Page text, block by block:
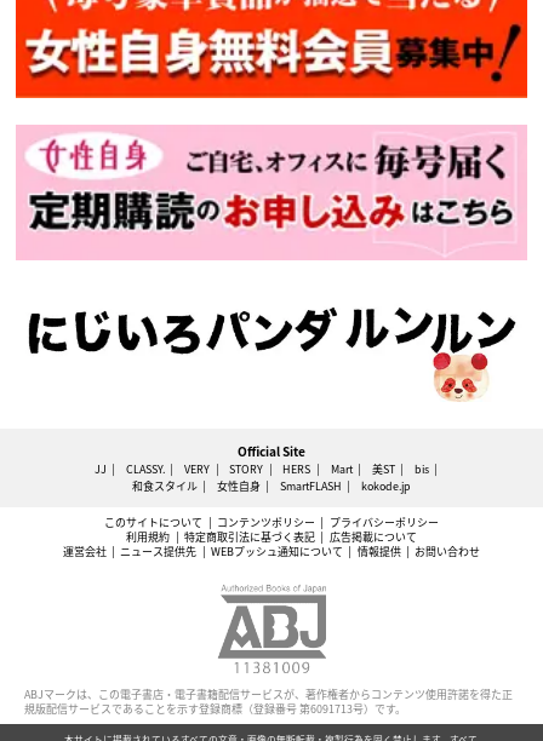
Official Site
JJ CLASSY. VERY STORY HERS Mart 美ST
bis
和食スタイル
女性自身 SmartFLASH kokode.jp
このサイトについて コンテンツポリシー
プライバシーポリシー
利用規約
特定商取引法に基づく表記
広告掲載について
運営会社
ニュース提供先 WEBプッシュ通知について 情報提供 お問い合わせ
ABJマークは、この電子書店・電子書籍配信サービスが、著作権者からコンテンツ使用許諾を得た正
規版配信サービスであることを示す登録商標（登録番号 第6091713号）です。